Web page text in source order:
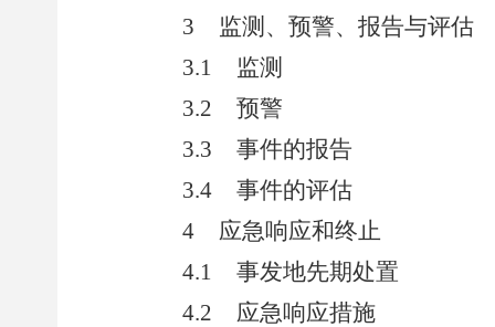
3 监测、预警、报告与评估
3.1
监测
3.2
预警
3.3
事件的报告
3.4
事件的评估
4 应急响应和终止
4.1
事发地先期处置
4.2
应急响应措施